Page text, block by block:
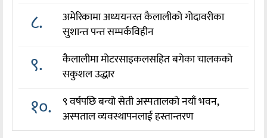
८.
अमेरिकामा अध्ययनरत कैलालीको गोदावरीका
सुशान्त पन्त सम्पर्कविहीन
९.
कैलालीमा मोटरसाइकलसहित बगेका चालकको
सकुशल उद्धार
१०.
९ वर्षपछि बन्यो सेती अस्पतालको नयाँ भवन,
अस्पताल व्यवस्थापनलाई हस्तान्तरण